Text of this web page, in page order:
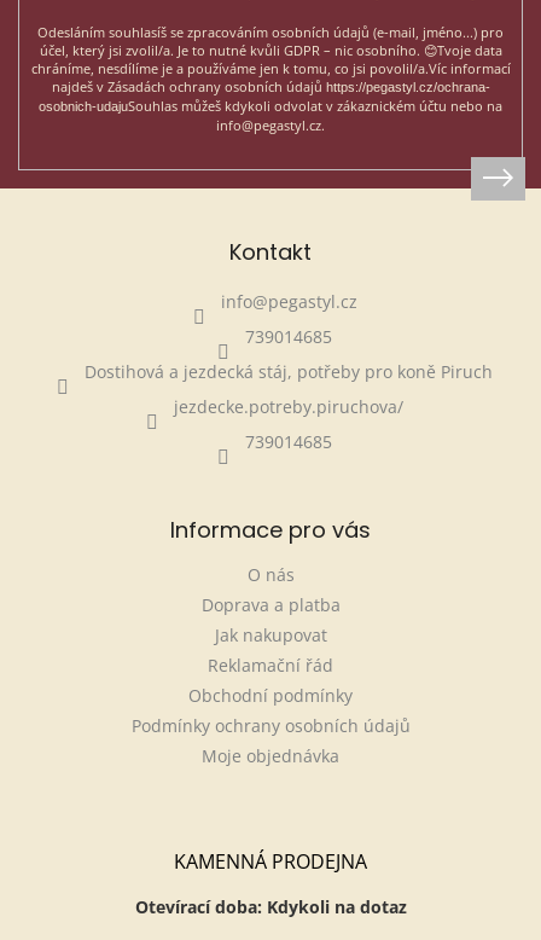
Odesláním souhlasíš se zpracováním osobních údajů (e-mail, jméno...) pro
účel, který jsi zvolil/a. Je to nutné kvůli GDPR – nic osobního. 😊Tvoje data
chráníme, nesdílíme je a používáme jen k tomu, co jsi povolil/a.Víc informací
najdeš v Zásadách ochrany osobních údajů https://pegastyl.cz/ochrana-
osobnich-udajuSouhlas můžeš kdykoli odvolat v zákaznickém účtu nebo na
info@pegastyl.cz.
Kontakt
info@pegastyl.cz
739014685
Dostihová a jezdecká stáj, potřeby pro koně Piruch
jezdecke.potreby.piruchova/
739014685
Informace pro vás
O nás
Doprava a platba
Jak nakupovat
Reklamační řád
Obchodní podmínky
Podmínky ochrany osobních údajů
Moje objednávka
KAMENNÁ PRODEJNA
Otevírací doba: Kdykoli na dotaz